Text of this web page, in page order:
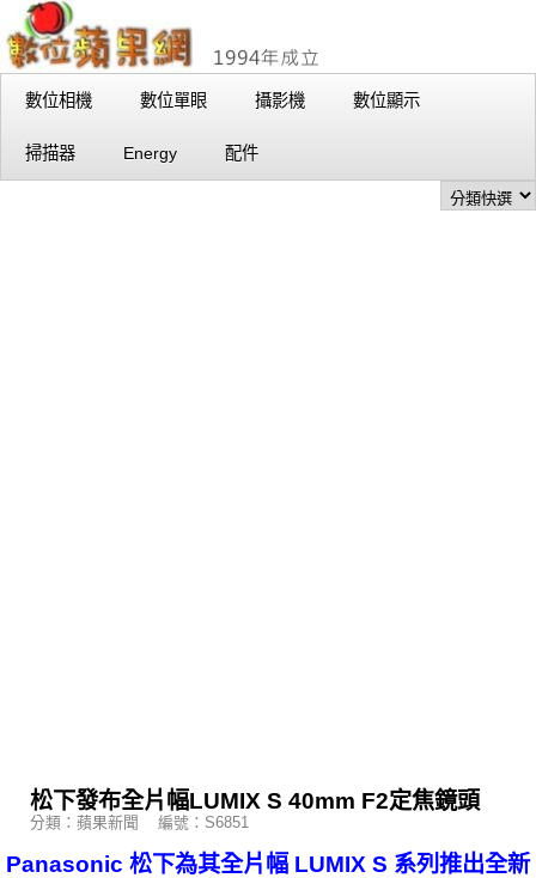
數位相機 數位單眼 攝影機 數位顯示
掃描器 Energy 配件
松下發布全片幅LUMIX S 40mm F2定焦鏡頭
分類：蘋果新聞 編號：S6851
Panasonic 松下為其全片幅 LUMIX S 系列推出全新